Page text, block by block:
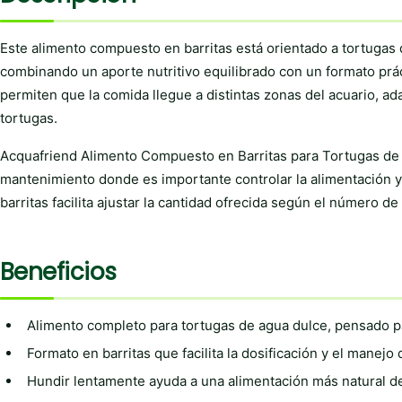
Este alimento compuesto en barritas está orientado a
combinando un aporte nutritivo equilibrado con un formato
permiten que la comida llegue a distintas zonas del acuario,
tortugas.
Acquafriend Alimento Compuesto en Barritas para Tortugas
mantenimiento donde es importante controlar la alimentación
barritas facilita ajustar la cantidad ofrecida según el número
Beneficios
Alimento completo para tortugas de agua dulce, pensado
Formato en barritas que facilita la dosificación y el manejo
Hundir lentamente ayuda a una alimentación más natural